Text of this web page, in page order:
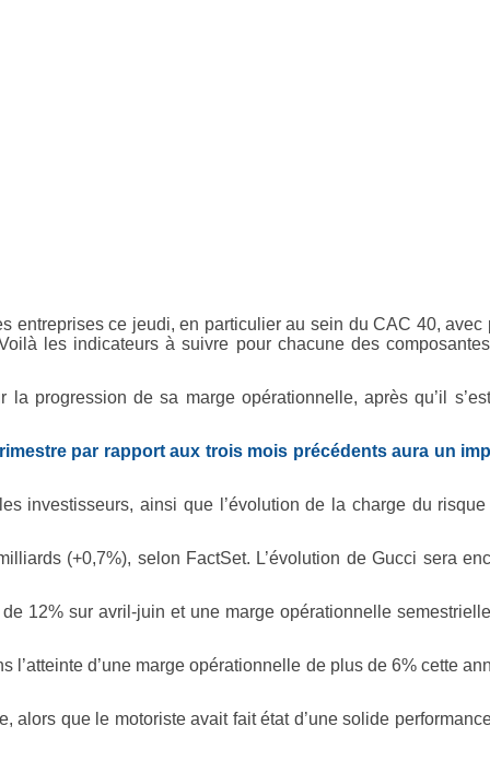
entreprises ce jeudi, en particulier au sein du CAC 40, avec
les indicateurs à suivre pour chacune des
progression de sa marge opérationnelle, après qu’il
par rapport aux trois mois précédents aura un
investisseurs, ainsi que l’évolution de la charge du risque
(+0,7%), selon FactSet. L’évolution de Gucci sera
12% sur avril-juin et une marge opérationnelle
d’une marge opérationnelle de plus de 6% cette
alors que le motoriste avait fait état d’une solide